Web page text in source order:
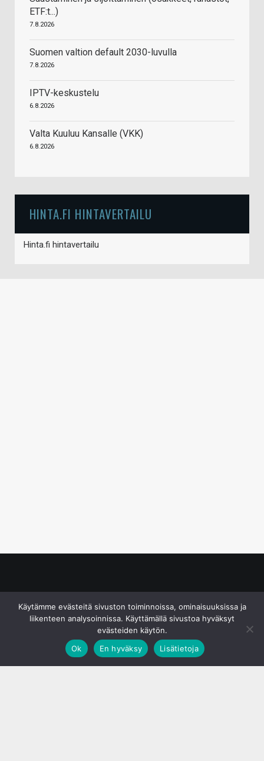
ETF:t...)
7.8.2026
Suomen valtion default 2030-luvulla
7.8.2026
IPTV-keskustelu
6.8.2026
Valta Kuuluu Kansalle (VKK)
6.8.2026
HINTA.FI HINTAVERTAILU
Hinta.fi hintavertailu
Käytämme evästeitä sivuston toiminnoissa, ominaisuuksissa ja
liikenteen analysoinnissa. Käyttämällä sivustoa hyväksyt
evästeiden käytön.
Ok
En hyväksy Lisätietoja